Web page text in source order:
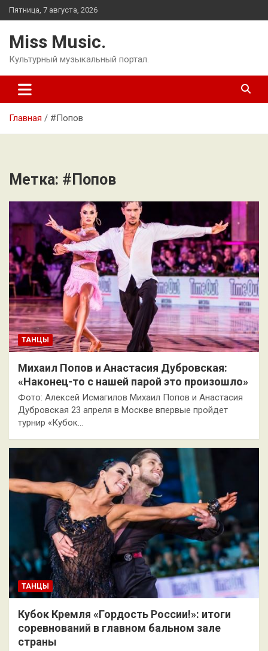
Перейти
к
Пятница, 7 августа, 2026
Miss Music.
Культурный музыкальный портал.
Главная #Попов
Метка: #Попов
ТАНЦЫ
Михаил Попов и Анастасия Дубровская:
«Наконец-то с нашей парой это произошло»
Фото: Алексей Исмагилов Михаил Попов и Анастасия
Дубровская 23 апреля в Москве впервые пройдет
турнир «Кубок…
ТАНЦЫ
Кубок Кремля «Гордость России!»: итоги
соревнований в главном бальном зале
страны